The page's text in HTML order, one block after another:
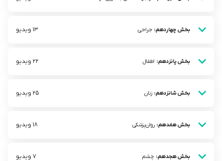
بخش چهاردهم: جراحی 13 ویدیو
بخش پانزدهم: اطفال 22 ویدیو
بخش شانزدهم: زنان 25 ویدیو
بخش هفدهم: روان‌پزشکی 18 ویدیو
بخش هجدهم: چشم 7 ویدیو